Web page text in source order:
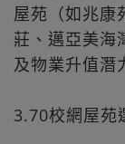
屋苑（如兆康
莊、邁亞美海
及物業升值潛
3.70校網屋苑